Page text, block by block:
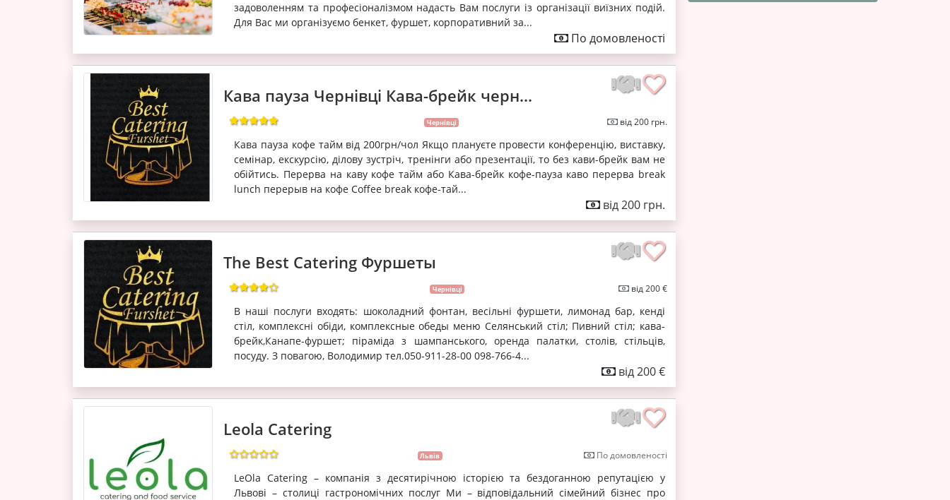
задоволенням та професіоналізмом надасть Вам послуги із організації виїзних подій.
Для Вас ми організуємо бенкет, фуршет, корпоративний за...
По домовленості
Кава пауза Чернівці Кава-брейк черн...
Чернівці від 200 грн.
Кава пауза кофе тайм від 200грн/чол Якщо плануєте провести конференцію, виставку,
семінар, екскурсію, ділову зустріч, тренінги або презентації, то без кави-брейк вам не
обійтись. Перерва на каву кофе тайм або Кава-брейк кофе-пауза каво перерва break
lunch перерыв на кофе Coffee break кофе-тай...
від 200 грн.
The Best Catering Фуршеты
Чернівці від 200 €
В наші послуги входять: шоколадний фонтан, весільні фуршети, лимонад бар, кенді
стіл, комплексні обіди, комплексные обеды меню Селянський стіл; Пивний стіл; кава-
брейк,Канапе-фуршет; піраміда з шампанського, оренда палатки, столів, стільців,
посуду. З повагою, Володимир тел.050-911-28-00 098-766-4...
від 200 €
Leola Catering
Львів По домовленості
LeОla Catering – компанія з десятирічною історією та бездоганною репутацією у
Львові – столиці гастрономічних послуг Ми – відповідальний сімейний бізнес про